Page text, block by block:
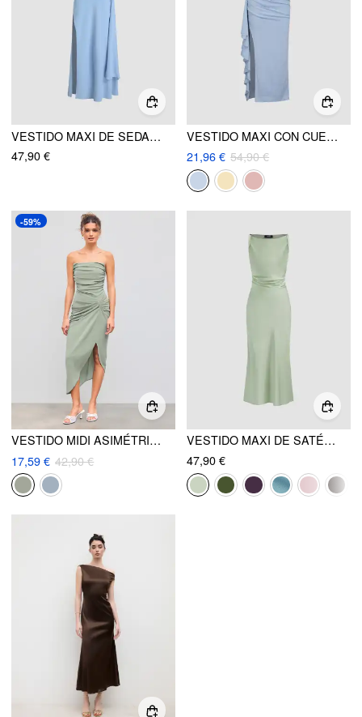
VESTIDO MAXI DE SEDA CON CORTE REDONDO, RUCHOS Y ENTALLADURA
47,90 €
VESTIDO MAXI CON CUELLO DE FALDÓN, BAJO CON VOLANTES, CORTE Y ESPALDA ABIERTA
21,96 € 54,90 €
-59%
VESTIDO MIDI ASIMÉTRICO FRUNCIDO SÓLIDO
17,59 € 42,90 €
VESTIDO MAXI DE SATÉN CON ESCOTE BARCO FRUNCIDO
47,90 €